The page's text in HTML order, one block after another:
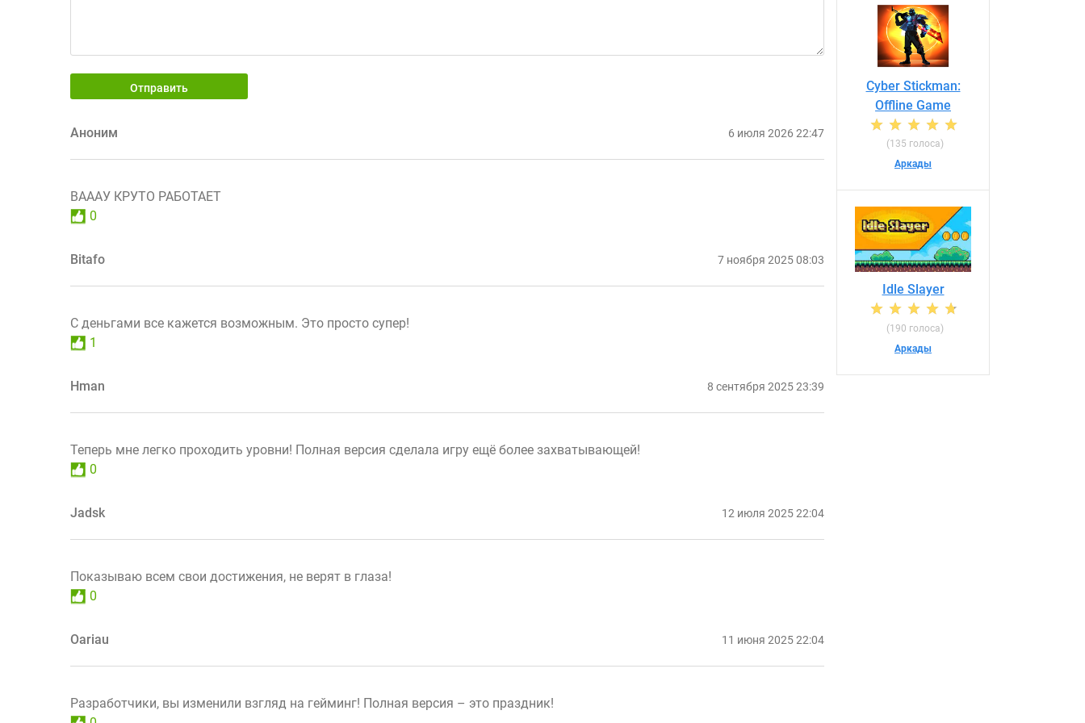
Отправить
Аноним 6 июля 2026 22:47
ВАААУ КРУТО РАБОТАЕТ
0
Bitafo 7 ноября 2025 08:03
С деньгами все кажется возможным. Это просто супер!
1
Hman 8 сентября 2025 23:39
Теперь мне легко проходить уровни! Полная версия сделала игру ещё более захватывающей!
0
Jadsk 12 июля 2025 22:04
Показываю всем свои достижения, не верят в глаза!
0
Oariau 11 июня 2025 22:04
Разработчики, вы изменили взгляд на гейминг! Полная версия – это праздник!
Cyber Stickman:
Offline Game
(135 голоса)
Аркады
Idle Slayer
(190 голоса)
Аркады